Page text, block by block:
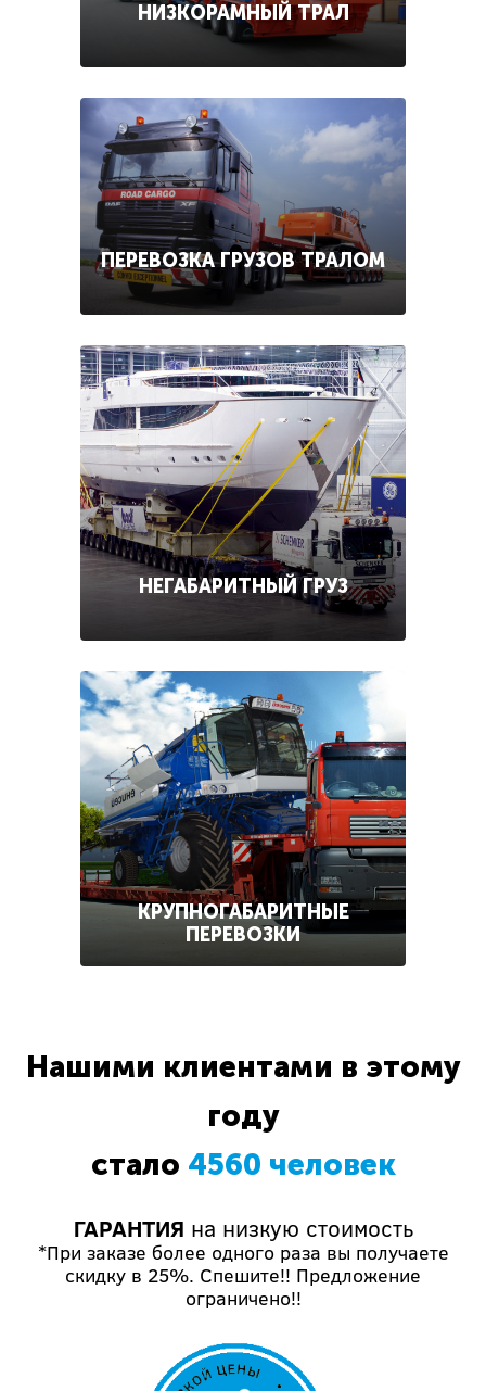
НИЗКОРАМНЫЙ ТРАЛ
ПЕРЕВОЗКА ГРУЗОВ ТРАЛОМ
НЕГАБАРИТНЫЙ ГРУЗ
КРУПНОГАБАРИТНЫЕ
ПЕРЕВОЗКИ
Нашими клиентами в этому
году
стало 4560 человек
ГАРАНТИЯ на низкую стоимость
*При заказе более одного раза вы получаете
скидку в 25%. Спешите!! Предложение
ограничено!!